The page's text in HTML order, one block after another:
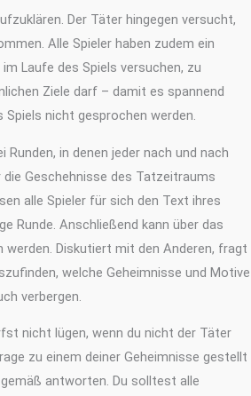
Der Täter hingegen versucht,
Alle Spieler haben zudem ein
Laufe des Spiels versuchen, zu
Ziele darf – damit es spannend
Spiels nicht gesprochen werden.
Runden, in denen jeder nach und nach
Geschehnisse des Tatzeitraums
alle Spieler für sich den Text ihres
Runde. Anschließend kann über das
werden. Diskutiert mit den Anderen, fragt
welche Geheimnisse und Motive
verbergen.
nicht lügen, wenn du nicht der Täter
zu einem deiner Geheimnisse gestellt
antworten. Du solltest alle